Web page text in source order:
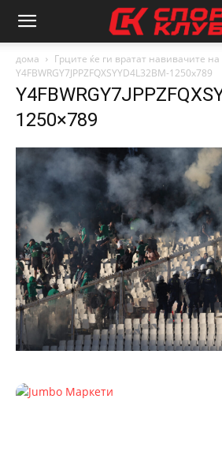
дома
Грците ќе ги вратат навивачите
Y4FBWRGY7JPPZFQXSYYD4L32BM-1250x789
1250×789